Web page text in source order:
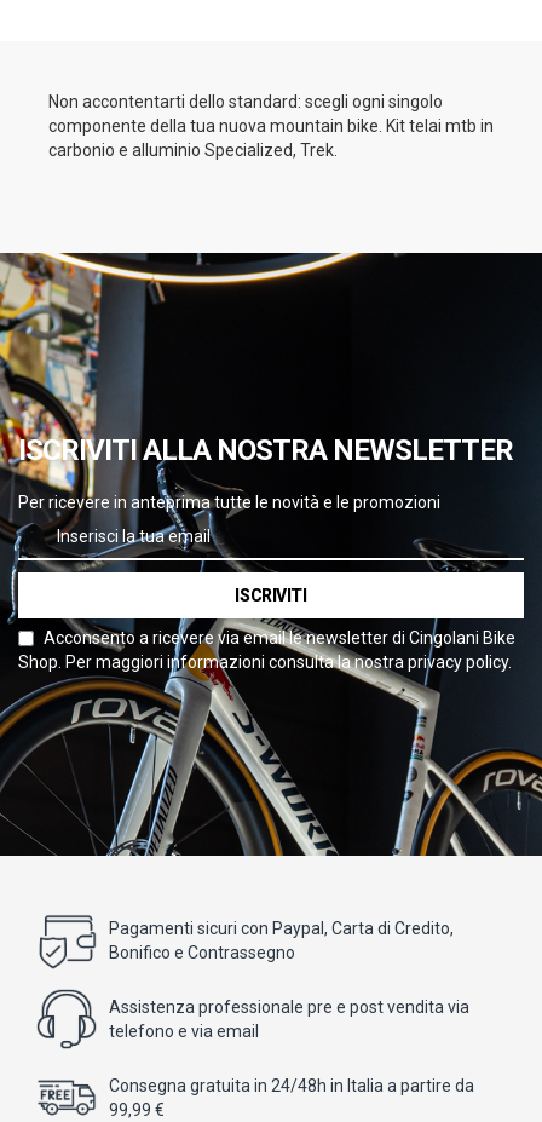
Non accontentarti dello standard: scegli ogni singolo
componente della tua nuova mountain bike. Kit telai mtb in
carbonio e alluminio Specialized, Trek.
ISCRIVITI ALLA NOSTRA NEWSLETTER
Per ricevere in anteprima tutte le novità e le promozioni
ISCRIVITI
Acconsento a ricevere via email le newsletter di Cingolani Bike
Shop. Per maggiori informazioni consulta la nostra privacy policy.
Pagamenti sicuri con Paypal, Carta di Credito,
Bonifico e Contrassegno
Assistenza professionale pre e post vendita via
telefono e via email
Consegna gratuita in 24/48h in Italia a partire da
99,99 €